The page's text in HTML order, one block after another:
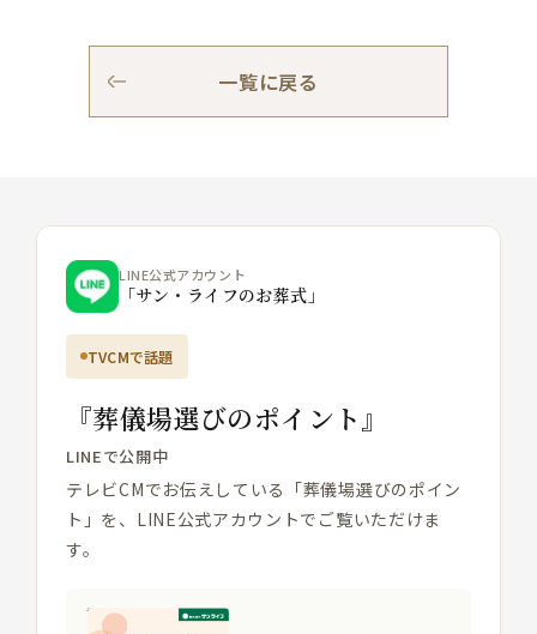
一覧に戻る
LINE公式アカウント
「サン・ライフのお葬式」
TVCMで話題
『葬儀場選びのポイント』
LINEで公開中
テレビCMでお伝えしている「葬儀場選びのポイン
ト」を、LINE公式アカウントでご覧いただけま
す。